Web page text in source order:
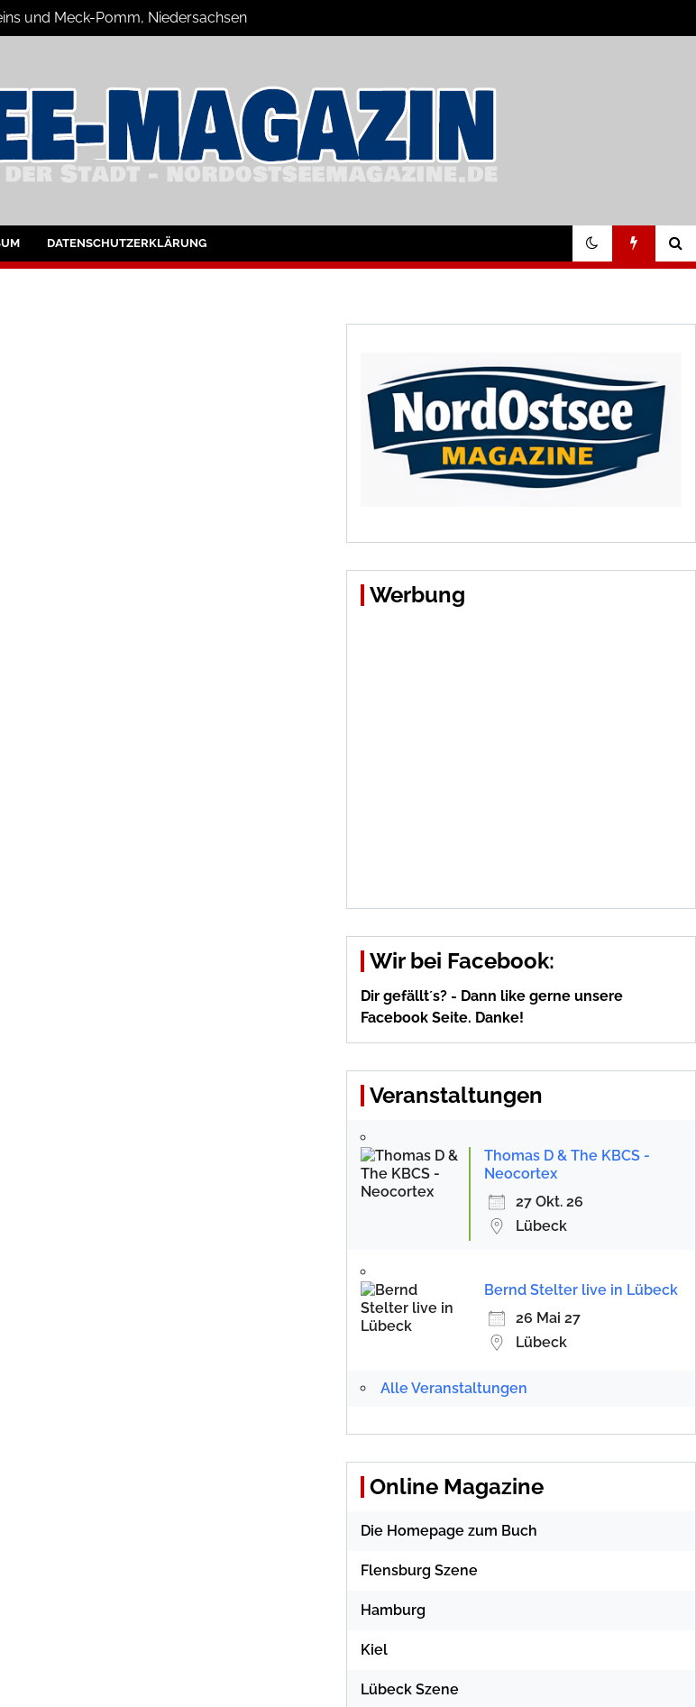
und Meck-Pomm, Niedersachsen
DATENSCHUTZERKLÄRUNG
Werbung
Wir bei Facebook:
Dir gefällt´s? - Dann like gerne unsere
Facebook Seite. Danke!
Veranstaltungen
Thomas D & The KBCS -
Neocortex
27 Okt. 26
Lübeck
Bernd Stelter live in Lübeck
26 Mai 27
Lübeck
Alle Veranstaltungen
Online Magazine
Die Homepage zum Buch
Flensburg Szene
Hamburg
Kiel
Lübeck Szene